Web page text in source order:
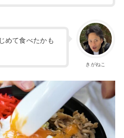
きがねこ
めて食べたかも